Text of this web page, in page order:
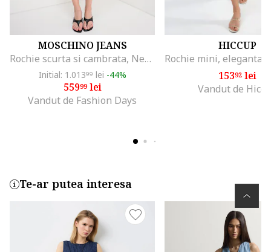
MOSCHINO JEANS
Rochie scurta si cambrata, Negru/Alb optic
Initial: 1.01399 lei -44%
55999lei
Vandut de Fashion Days
HICCUP
15392lei
Vandut de
Te-ar putea interesa